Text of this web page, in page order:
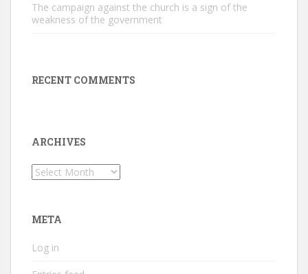
The campaign against the church is a sign of the
weakness of the government
RECENT COMMENTS
ARCHIVES
Archives
META
Log in